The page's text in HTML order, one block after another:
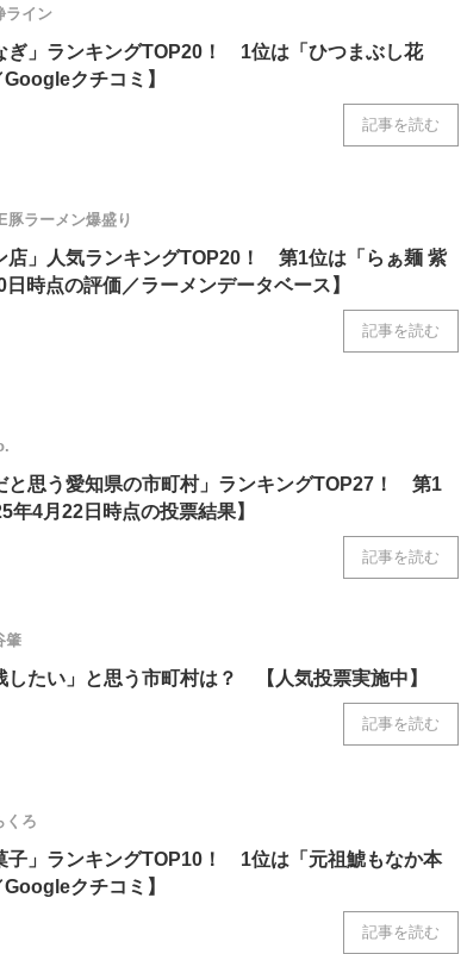
門サイト エネル
ライン
ぎ」ランキングTOP20！ 1位は「ひつまぶし花
クチコミ】
記事を読む
豚ラーメン爆盛り
店」人気ランキングTOP20！ 第1位は「らぁ麺 紫
時点の評価／ラーメンデータベース】
記事を読む
と思う愛知県の市町村」ランキングTOP27！ 第1
年4月22日時点の投票結果】
記事を読む
肇
したい」と思う市町村は？ 【人気投票実施中】
記事を読む
くろ
子」ランキングTOP10！ 1位は「元祖鯱もなか本
クチコミ】
記事を読む